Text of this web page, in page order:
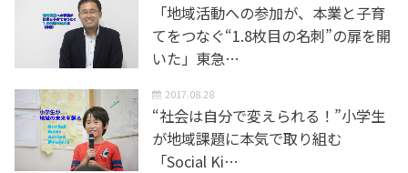
「地域活動への参加が、本業と子育
てをつなぐ“1.8枚目の名刺”の扉を開
いた」東急…
2017.08.28
“社会は自分で変えられる！”小学生
が地域課題に本気で取り組む
「Social Ki…